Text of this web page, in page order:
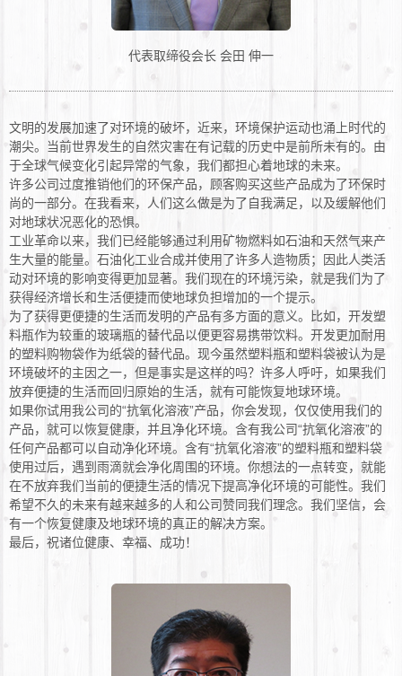
代表取缔役会长 会田 伸一
文明的发展加速了对环境的破坏，近来，环境保护运动也涌上时代的
潮尖。当前世界发生的自然灾害在有记载的历史中是前所未有的。由
于全球气候变化引起异常的气象，我们都担心着地球的未来。
许多公司过度推销他们的环保产品，顾客购买这些产品成为了环保时
尚的一部分。在我看来，人们这么做是为了自我满足，以及缓解他们
对地球状况恶化的恐惧。
工业革命以来，我们已经能够通过利用矿物燃料如石油和天然气来产
生大量的能量。石油化工业合成并使用了许多人造物质；因此人类活
动对环境的影响变得更加显著。我们现在的环境污染，就是我们为了
获得经济增长和生活便捷而使地球负担增加的一个提示。
为了获得更便捷的生活而发明的产品有多方面的意义。比如，开发塑
料瓶作为较重的玻璃瓶的替代品以便更容易携带饮料。开发更加耐用
的塑料购物袋作为纸袋的替代品。现今虽然塑料瓶和塑料袋被认为是
环境破坏的主因之一，但是事实是这样的吗？许多人呼吁，如果我们
放弃便捷的生活而回归原始的生活，就有可能恢复地球环境。
如果你试用我公司的“抗氧化溶液”产品，你会发现，仅仅使用我们的
产品，就可以恢复健康，并且净化环境。含有我公司“抗氧化溶液”的
任何产品都可以自动净化环境。含有“抗氧化溶液”的塑料瓶和塑料袋
使用过后，遇到雨滴就会净化周围的环境。你想法的一点转变，就能
在不放弃我们当前的便捷生活的情况下提高净化环境的可能性。我们
希望不久的未来有越来越多的人和公司赞同我们理念。我们坚信，会
有一个恢复健康及地球环境的真正的解决方案。
最后，祝诸位健康、幸福、成功！